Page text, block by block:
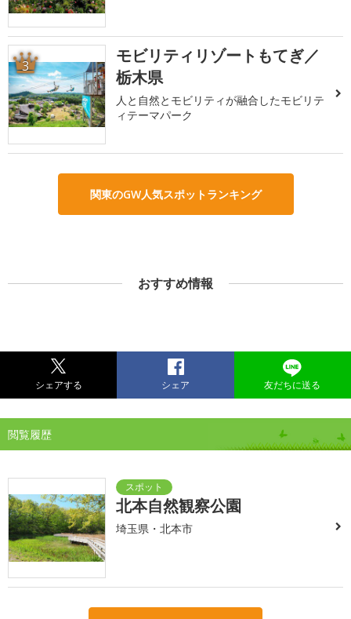
3
モビリティリゾートもてぎ／
栃木県
人と自然とモビリティが融合したモビリテ
ィテーマパーク
関東のGW人気スポットランキング
おすすめ情報
シェアする シェア 友だちに送る
閲覧履歴
北本自然観察公園
埼玉県・北本市